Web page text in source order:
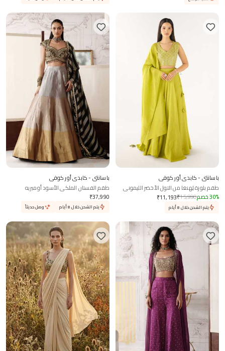
باسانتي - كابدي أور كوفي
طقم بلوزة لِهنغا من التول الأخضر الليموني
والمطرز
₹11,193₹15,990 30% خصم
يتم الشحن خلال 8 أيام
باسانتي - كابدي أور كوفي
طقم الفستان الملكي الأسود أومبريه
₹37,990
يتم الشحن خلال 8 أيام وصل حديثاً